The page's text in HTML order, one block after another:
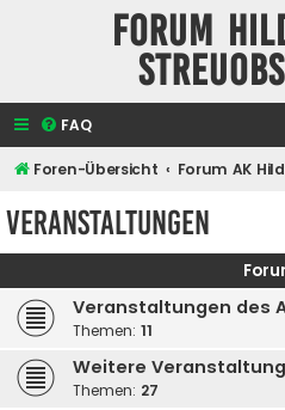
Forum
FAQ
Foren-Übersicht
Veranstaltungen
Veranstaltungen des
Themen: 11
Weitere
Themen: 27